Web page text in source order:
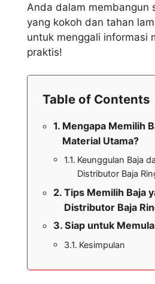
Anda dalam membangun
yang kokoh dan tahan
untuk menggali informasi
praktis!
Table of Contents
Mengapa Memilih
Material Utama?
Keunggulan Baja
Distributor Baja
Tips Memilih Baja
Distributor Baja
Siap untuk
Kesimpulan